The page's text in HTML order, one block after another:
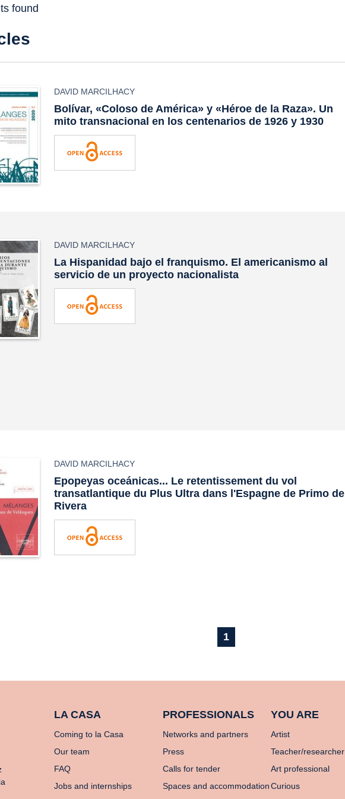
found
DAVID MARCILHACY
Bolívar, «Coloso de América» y «Héroe de la Raza». Un
mito transnacional en los centenarios de 1926 y 1930
DAVID MARCILHACY
La Hispanidad bajo el franquismo. El americanismo al
servicio de un proyecto nacionalista
DAVID MARCILHACY
Epopeyas oceánicas... Le retentissement du vol
transatlantique du Plus Ultra dans l'Espagne de Primo de
Rivera
1
LA CASA
Coming to la Casa
Our team
FAQ
Jobs and internships
PROFESSIONALS
Networks and partners
Press
Calls for tender
Spaces and accommodation
YOU ARE
Artist
Teacher/researcher
Art professional
Curious